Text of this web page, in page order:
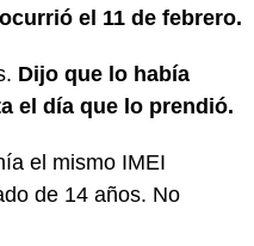
el 11 de febrero.
Dijo que lo había
el día que lo prendió.
el mismo IMEI
de 14 años. No